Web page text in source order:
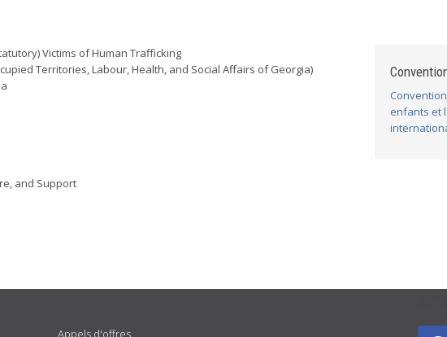
Victims of Human Trafficking
Territories, Labour, Health, and Social Affairs of Georgia)
and Support
enfants et
Appels d'offres